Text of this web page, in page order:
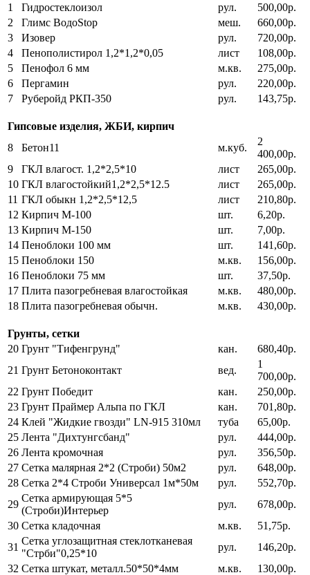
1
Гидростеклоизол рул.
500,00р.
2
Глимс ВодоStop меш.
660,00р.
3
Изовер рул.
720,00р.
4
Пенополистирол 1,2*1,2*0,05 лист
108,00р.
5
Пенофол 6 мм м.кв.
275,00р.
6
Пергамин рул.
220,00р.
7
Руберойд РКП-350 рул. 143,75р.
Гипсовые изделия, ЖБИ, кирпич
8
Бетон11 м.куб.
2
400,00р.
9
ГКЛ влагост. 1,2*2,5*10 лист
265,00р.
10 ГКЛ влагостойкий1,2*2,5*12.5 лист
265,00р.
11 ГКЛ обыкн 1,2*2,5*12,5 лист
210,80р.
12 Кирпич М-100 шт.
6,20р.
13 Кирпич М-150 шт.
7,00р.
14 Пеноблоки 100 мм шт.
141,60р.
15 Пеноблоки 150 м.кв.
156,00р.
16 Пеноблоки 75 мм шт.
37,50р.
17 Плита пазогребневая влагостойкая м.кв.
480,00р.
18 Плита пазогребневая обычн. м.кв. 430,00р.
Грунты, сетки
20 Грунт "Тифенгрунд" кан.
680,40р.
21 Грунт Бетоноконтакт вед.
1
700,00р.
22 Грунт Победит кан.
250,00р.
23 Грунт Праймер Альпа по ГКЛ кан.
701,80р.
24 Клей "Жидкие гвозди" LN-915 310мл туба
65,00р.
25 Лента "Дихтунгсбанд" рул.
444,00р.
26 Лента кромочная рул.
356,50р.
27 Сетка малярная 2*2 (Строби) 50м2 рул.
648,00р.
28 Сетка 2*4 Строби Универсал 1м*50м рул.
552,70р.
29
Сетка армирующая 5*5
(Строби)Интерьер
рул.
678,00р.
30 Сетка кладочная м.кв.
51,75р.
31
Сетка углозащитная стеклотканевая
"Стрби"0,25*10
рул.
146,20р.
32 Сетка штукат, металл.50*50*4мм м.кв.
130,00р.